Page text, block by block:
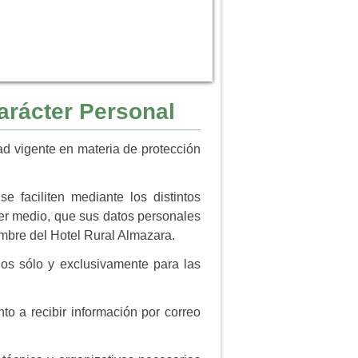
Personal
vigente en materia de protección
faciliten mediante los distintos
medio, que sus datos personales
del Hotel Rural Almazara.
sólo y exclusivamente para las
a recibir información por correo